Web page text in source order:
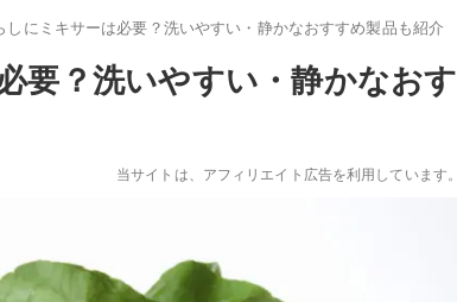
しにミキサーは必要？洗いやすい・静かなおすすめ製品も紹介
要？洗いやすい・静かなおす
当サイトは、アフィリエイト広告を利用しています。